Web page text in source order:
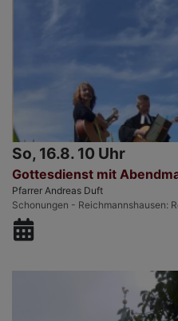
So, 16.8. 10 Uhr
Gottesdienst mit
Pfarrer Andreas Duft
Schonungen - Reichmannshausen